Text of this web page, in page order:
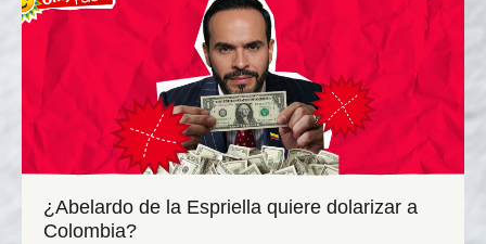
¿Abelardo de la Espriella quiere dolarizar a
Colombia?